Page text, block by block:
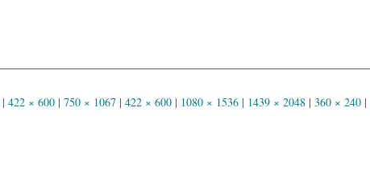
| 422 × 600 | 750 × 1067 | 422 × 600 | 1080 × 1536 | 1439 × 2048 | 360 × 240 |